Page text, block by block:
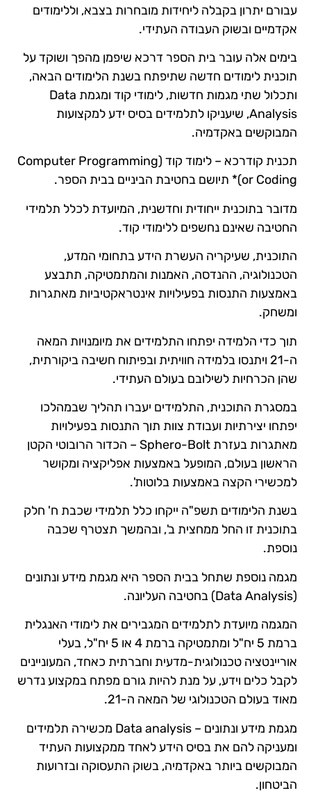
עבורם יתרון בקבלה ליחידות מובחרות בצבא, וללימודים
אקדמיים ובשוק העבודה העתידי.
בימים אלה עובר בית הספר דרכא שיפמן מהפך ושוקד על
תוכנית לימודים חדשה שתיפתח בשנת הלימודים הבאה,
ותכלול שתי מגמות חדשות, לימודי קוד ומגמת Data
Analysis, שיעניקו לתלמידים בסיס ידע למקצועות
המבוקשים באקדמיה.
תכנית קודרכא – לימוד קוד (Computer Programming
or Coding)* תיושם בחטיבת הביניים בבית הספר.
מדובר בתוכנית ייחודית וחדשנית, המיועדת לכלל תלמידי
החטיבה שאינם נחשפים ללימודי קוד.
התוכנית, שעיקריה העשרת הידע בתחומי המדע,
הטכנולוגיה, ההנדסה, האמנות והמתמטיקה, תתבצע
באמצעות התנסות בפעילויות אינטראקטיביות מאתגרות
ומשחק.
תוך כדי הלמידה יפתחו התלמידים את מיומנויות המאה
ה-21 ויתנסו בלמידה חוויתית ובפיתוח חשיבה ביקורתית,
שהן הכרחיות לשילובם בעולם העתידי.
במסגרת התוכנית, התלמידים יעברו תהליך שבמהלכו
יפתחו יצירתיות ועבודת צוות תוך התנסות בפעילויות
מאתגרות בעזרת Sphero-Bolt – הכדור הרובוטי הקטן
הראשון בעולם, המופעל באמצעות אפליקציה ומקושר
למכשירי הקצה באמצעות בלוטות'.
בשנת הלימודים תשפ"ה ייקחו כלל תלמידי שכבת ח' חלק
בתוכנית זו החל ממחצית ב', ובהמשך תצטרף שכבה
נוספת.
מגמה נוספת שתחל בבית הספר היא מגמת מידע ונתונים
(Data Analysis) בחטיבה העליונה.
המגמה מיועדת לתלמידים המגבירים את לימודי האנגלית
ברמת 5 יח"ל ומתמטיקה ברמת 4 או 5 יח"ל, בעלי
אוריינטציה טכנולוגית-מדעית וחברתית כאחד, המעוניינים
לקבל כלים וידע, על מנת להיות גורם מפתח במקצוע נדרש
מאוד בעולם הטכנולוגי של המאה ה-21.
מגמת מידע ונתונים – Data analysis מכשירה תלמידים
ומעניקה להם את בסיס הידע לאחד ממקצועות העתיד
המבוקשים ביותר באקדמיה, בשוק התעסוקה ובזרועות
הביטחון.